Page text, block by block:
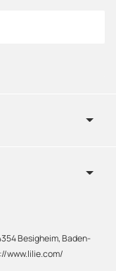
Besigheim, Baden-
www.lilie.com/